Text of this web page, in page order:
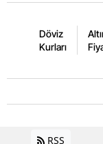
Döviz
Kurları
RSS